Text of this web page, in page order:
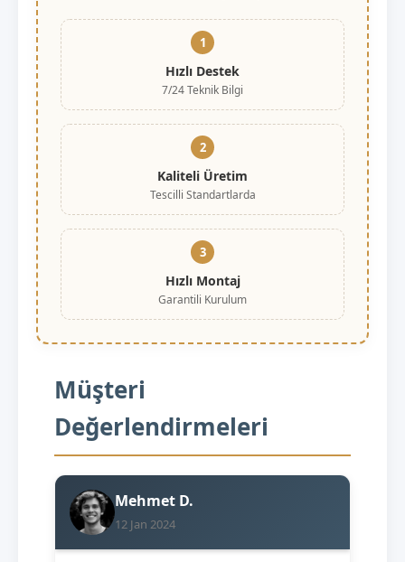
1
Hızlı Destek
7/24 Teknik Bilgi
2
Kaliteli Üretim
Tescilli Standartlarda
3
Hızlı Montaj
Garantili Kurulum
Müşteri
Değerlendirmeleri
Mehmet D.
12 Jan 2024